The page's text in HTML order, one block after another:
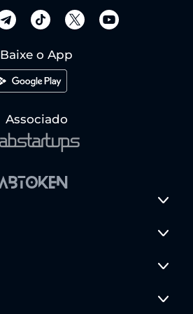
Baixe o App
Associado